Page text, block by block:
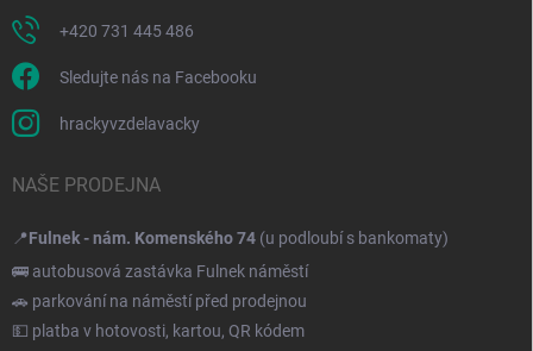
+420 731 445 486
Sledujte nás na Facebooku
hrackyvzdelavacky
NAŠE PRODEJNA
📍Fulnek - nám. Komenského 74 (u podloubí s bankomaty)
🚌 autobusová zastávka Fulnek náměstí
🚗 parkování na náměstí před prodejnou
💵 platba v hotovosti, kartou, QR kódem